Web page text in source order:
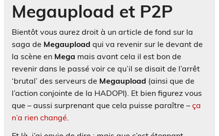
Megaupload et P2P
Bientôt vous aurez droit à un article de fond sur la
saga de Megaupload qui va revenir sur le devant de
la scène en Mega mais avant cela il est bon de
revenir dans le passé voir ce qu’il se disait de l’arrêt
‘brutal’ des serveurs de Megaupload (ainsi que de
l’action conjointe de la HADOPI). Et bien figurez vous
que – aussi surprenant que cela puisse paraître – ça
n’a rien changé.